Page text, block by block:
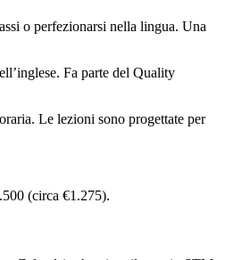
o perfezionarsi nella lingua. Una
Fa parte del Quality
Le lezioni sono progettate per
(circa €1.275).